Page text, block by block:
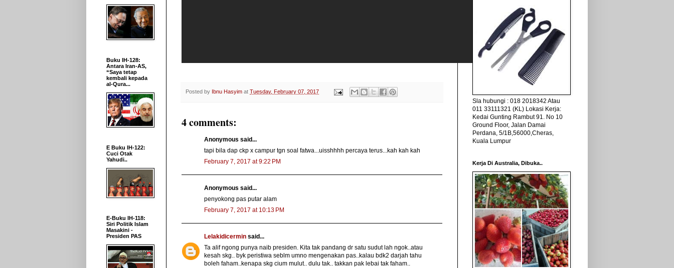
Posted by Ibnu Hasyim at Tuesday, February 07, 2017
4 comments:
Anonymous said...
tapi bila dap ckp x campur tgn soal fatwa...uisshhhh percaya terus...kah kah kah
February 7, 2017 at 9:22 PM
Anonymous said...
penyokong pas putar alam
February 7, 2017 at 10:13 PM
Lelakidicermin said...
Ta alif ngong punya naib presiden. Kita tak pandang dr satu sudut lah ngok..atau
kesah skg.. byk peristiwa seblm umno mengenakan pas..kalau bdk2 darjah tahu
boleh faham..kenapa skg cium mulut.. dulu tak.. takkan pak lebai tak faham..
Buku IH-128:
Antara Iran-AS,
“Saya tetap
kembali kepada
al-Qura...
E Buku IH-122:
Cuci Otak
Yahudi..
E-Buku IH-118:
Siri Politik Islam
Masakini -
Presiden PAS
Sla hubungi : 018 2018342 Atau
011 33111321 (KL) Lokasi Kerja:
Kedai Gunting Rambut 91. No 10
Ground Floor, Jalan Damai
Perdana, 5/1B,56000,Cheras,
Kuala Lumpur
Kerja Di Australia, Dibuka..